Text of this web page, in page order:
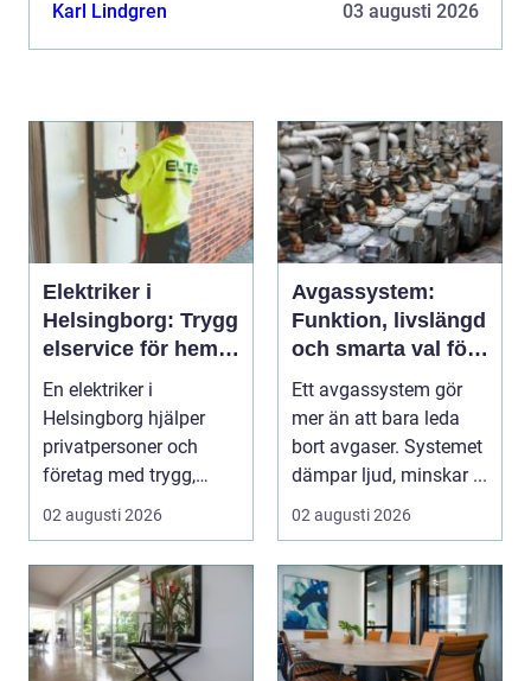
Karl Lindgren 03 augusti 2026
Elektriker i
Helsingborg: Trygg
elservice för hem
och företag
En elektriker i
Helsingborg hjälper
privatpersoner och
företag med trygg,
säker och e...
02 augusti 2026
Avgassystem:
Funktion, livslängd
och smarta val för
bilägare
Ett avgassystem gör
mer än att bara leda
bort avgaser. Systemet
dämpar ljud, minskar ...
02 augusti 2026